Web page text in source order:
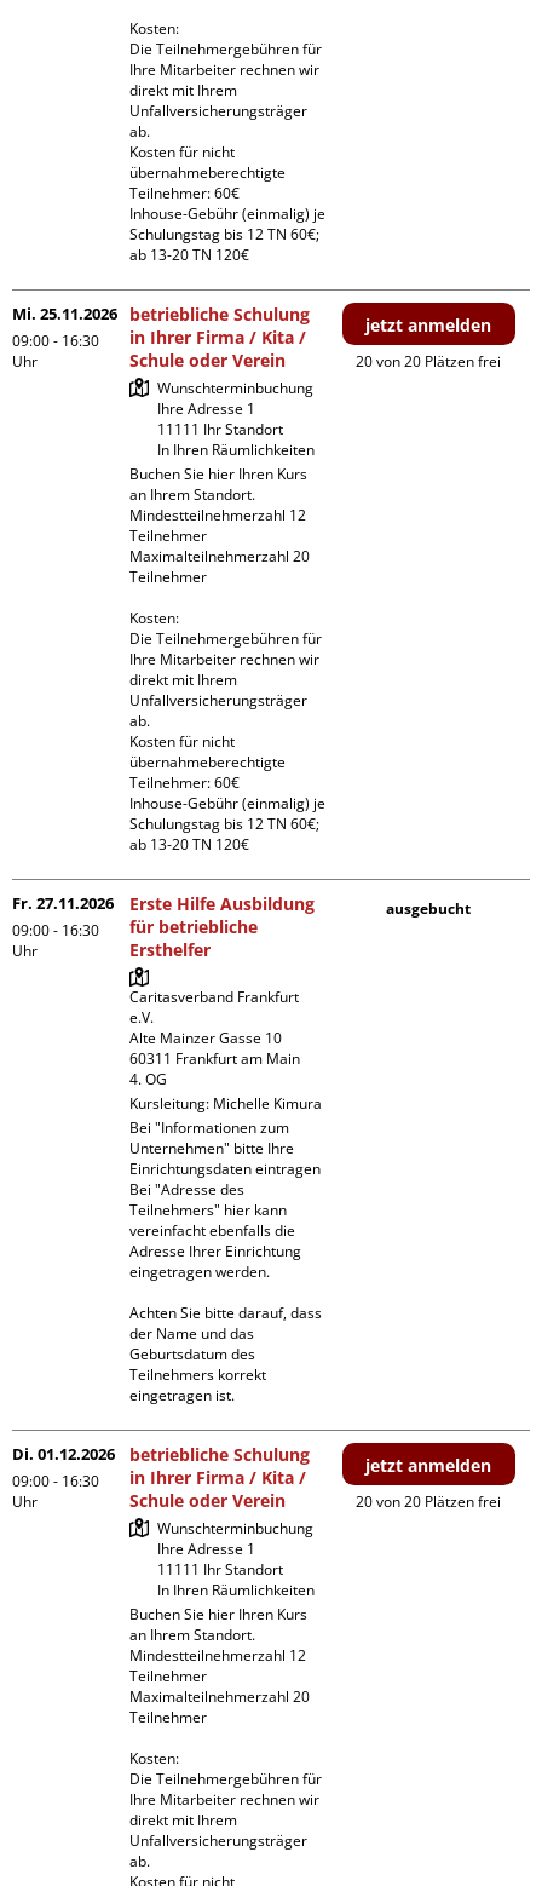
Kosten:
Die Teilnehmergebühren für
Ihre Mitarbeiter rechnen wir
direkt mit Ihrem
Unfallversicherungsträger
ab.
Kosten für nicht
übernahmeberechtigte
Teilnehmer: 60€
Inhouse-Gebühr (einmalig) je
Schulungstag bis 12 TN 60€;
ab 13-20 TN 120€
Mi. 25.11.2026
09:00 - 16:30
Uhr
betriebliche Schulung
in Ihrer Firma / Kita /
Schule oder Verein
Wunschterminbuchung
Ihre Adresse 1
11111 Ihr Standort
In Ihren Räumlichkeiten
Buchen Sie hier Ihren Kurs
an Ihrem Standort.
Mindestteilnehmerzahl 12
Teilnehmer
Maximalteilnehmerzahl 20
Teilnehmer
Kosten:
Die Teilnehmergebühren für
Ihre Mitarbeiter rechnen wir
direkt mit Ihrem
Unfallversicherungsträger
ab.
Kosten für nicht
übernahmeberechtigte
Teilnehmer: 60€
Inhouse-Gebühr (einmalig) je
Schulungstag bis 12 TN 60€;
ab 13-20 TN 120€
jetzt anmelden
20 von 20 Plätzen frei
Fr. 27.11.2026
09:00 - 16:30
Uhr
Erste Hilfe Ausbildung
für betriebliche
Ersthelfer
Caritasverband Frankfurt
e.V.
Alte Mainzer Gasse 10
60311 Frankfurt am Main
4. OG
Kursleitung: Michelle Kimura
Bei "Informationen zum
Unternehmen" bitte Ihre
Einrichtungsdaten eintragen
Bei "Adresse des
Teilnehmers" hier kann
vereinfacht ebenfalls die
Adresse Ihrer Einrichtung
eingetragen werden.
Achten Sie bitte darauf, dass
der Name und das
Geburtsdatum des
Teilnehmers korrekt
eingetragen ist.
ausgebucht
Di. 01.12.2026
09:00 - 16:30
Uhr
betriebliche Schulung
in Ihrer Firma / Kita /
Schule oder Verein
Wunschterminbuchung
Ihre Adresse 1
11111 Ihr Standort
In Ihren Räumlichkeiten
Buchen Sie hier Ihren Kurs
an Ihrem Standort.
Mindestteilnehmerzahl 12
Teilnehmer
Maximalteilnehmerzahl 20
Teilnehmer
Kosten:
Die Teilnehmergebühren für
Ihre Mitarbeiter rechnen wir
direkt mit Ihrem
Unfallversicherungsträger
ab.
Kosten für nicht
jetzt anmelden
20 von 20 Plätzen frei